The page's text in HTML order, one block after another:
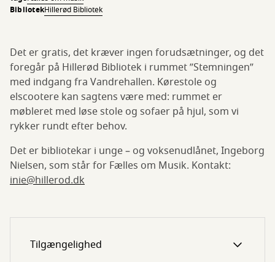
BibliotekHillerød Bibliotek
Det er gratis, det kræver ingen forudsætninger, og det
foregår på Hillerød Bibliotek i rummet ”Stemningen”
med indgang fra Vandrehallen. Kørestole og
elscootere kan sagtens være med: rummet er
møbleret med løse stole og sofaer på hjul, som vi
rykker rundt efter behov.
Det er bibliotekar i unge – og voksenudlånet, Ingeborg
Nielsen, som står for Fælles om Musik. Kontakt:
inie@hillerod.dk
Tilgængelighed